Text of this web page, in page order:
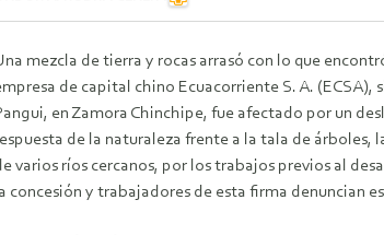
mezcla de tierra y rocas arrasó con lo que
de capital chino Ecuacorriente S. A.
en Zamora Chinchipe, fue afectado por un
de la naturaleza frente a la tala de árboles,
varios ríos cercanos, por los trabajos previos al
la concesión y trabajadores de esta firma